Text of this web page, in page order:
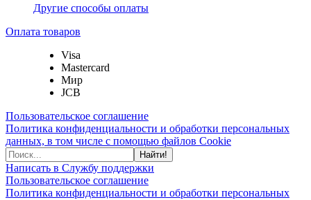
Другие способы оплаты
Оплата товаров
Visa
Mastercard
Мир
JCB
Пользовательское соглашение
Политика конфиденциальности и обработки персональных
данных, в том числе с помощью файлов Cookie
Найти!
Написать в Службу поддержки
Пользовательское соглашение
Политика конфиденциальности и обработки персональных